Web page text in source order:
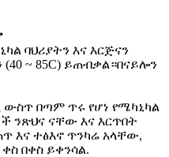
ባህሪያትን እና እርጅናን
~ 85C) ይጠብቃል።በናይሎን
ውስጥ በጣም ጥሩ የሆነ የሜካኒካል
ንጽህና ናቸው እና እርጥበት
እና ተፅእኖ ጥንካሬ አላቸው,
በቀስ ይቀንሳል.